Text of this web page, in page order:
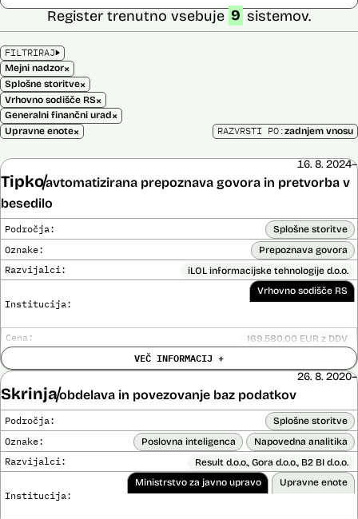
FILTRIRAJ
Mejni nadzor×
Splošne storitve×
Vrhovno sodišče RS×
Generalni finančni urad×
Upravne enote×
Register trenutno vsebuje 9 sistemov.
RAZVRSTI PO:zadnjem vnosu
Tipkoavtomatizirana prepoznava govora in pretvorba v
besedilo
16. 8. 2024–
Področja: Splošne storitve
Oznake: Prepoznava govora
Razvijalci: iLOL informacijske tehnologije d.o.o.
Institucija:
Vrhovno sodišče RS
Cena: 169.580,00 EUR z DDV
licence:
opravljena:
Analiza učinka na osebne podatke opravljena: Ne
Posodobljeno: 3. december 2024
Orodje uporablja metode strojnega učenja, predvsem nevronske
mreže, z namenom učinkovite in zanesljive prepoznave govora.
Orodje prepozna različne vrste avdio datotek, izvede prepoznavanje
govora, vključno z ločitvijo na govorce, po najboljših močeh popravi
besedišče in prepis opremi z ločili.
VEČ INFORMACIJ +
Skrinjaobdelava in povezovanje baz podatkov
26. 8. 2020–
Področja: Splošne storitve
Oznake: Poslovna inteligenca Napovedna analitika
Razvijalci: Result d.o.o., Gora d.o.o., B2 BI d.o.o.
Institucija:
Ministrstvo za javno upravo Upravne enote